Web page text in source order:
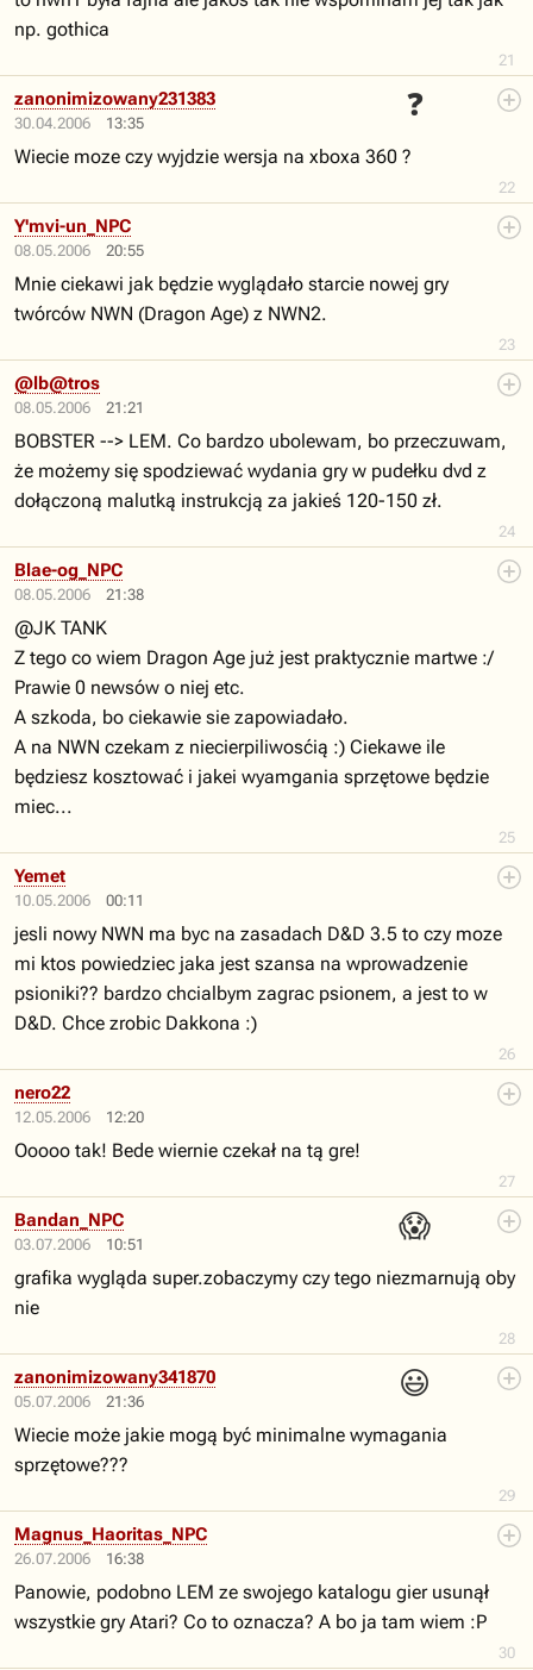
21
np. gothica
30.04.2006 13:35
❓
22
zanonimizowany231383
Wiecie moze czy wyjdzie wersja na xboxa 360 ?
08.05.2006 20:55
23
Y'mvi-un_NPC
Mnie ciekawi jak będzie wyglądało starcie nowej gry
twórców NWN (Dragon Age) z NWN2.
08.05.2006 21:21
24
@lb@tros
BOBSTER --> LEM. Co bardzo ubolewam, bo przeczuwam,
że możemy się spodziewać wydania gry w pudełku dvd z
dołączoną malutką instrukcją za jakieś 120-150 zł.
08.05.2006 21:38
25
Blae-og_NPC
@JK TANK
Z tego co wiem Dragon Age już jest praktycznie martwe :/
Prawie 0 newsów o niej etc.
A szkoda, bo ciekawie sie zapowiadało.
A na NWN czekam z niecierpiliwosćią :) Ciekawe ile
będziesz kosztować i jakei wyamgania sprzętowe będzie
miec...
10.05.2006 00:11
26
Yemet
jesli nowy NWN ma byc na zasadach D&D 3.5 to czy moze
mi ktos powiedziec jaka jest szansa na wprowadzenie
psioniki?? bardzo chcialbym zagrac psionem, a jest to w
D&D. Chce zrobic Dakkona :)
12.05.2006 12:20
27
nero22
Ooooo tak! Bede wiernie czekał na tą gre!
03.07.2006 10:51
😱
28
Bandan_NPC
grafika wygląda super.zobaczymy czy tego niezmarnują oby
nie
05.07.2006 21:36
😃
29
zanonimizowany341870
Wiecie może jakie mogą być minimalne wymagania
sprzętowe???
26.07.2006 16:38
30
Magnus_Haoritas_NPC
Panowie, podobno LEM ze swojego katalogu gier usunął
wszystkie gry Atari? Co to oznacza? A bo ja tam wiem :P